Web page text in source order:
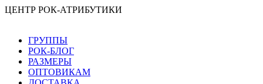
ЦЕНТР РОК-АТРИБУТИКИ
ГРУППЫ
РОК-БЛОГ
РАЗМЕРЫ
ОПТОВИКАМ